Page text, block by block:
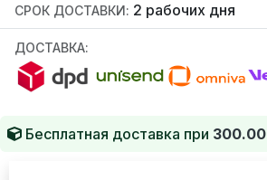
СРОК ДОСТАВКИ: 2 рабочих дня
ДОСТАВКА:
Бесплатная доставка при 300.00